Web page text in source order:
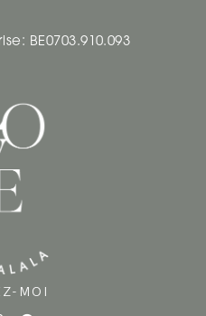
BE0703.910.093
MOI